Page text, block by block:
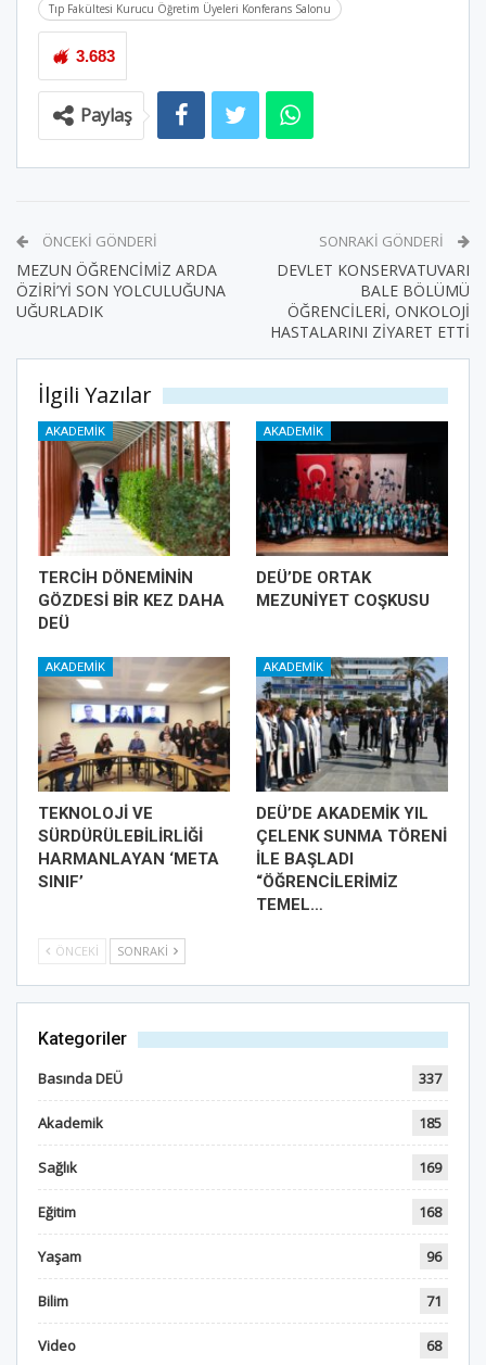
Tıp Fakültesi Kurucu Öğretim Üyeleri Konferans Salonu
3.683
Paylaş
ÖNCEKI GÖNDERI
MEZUN ÖĞRENCİMİZ ARDA
ÖZİRİ’Yİ SON YOLCULUĞUNA
UĞURLADIK
SONRAKI GÖNDERI
DEVLET KONSERVATUVARI
BALE BÖLÜMÜ
ÖĞRENCİLERİ, ONKOLOJİ
HASTALARINI ZİYARET ETTİ
İlgili Yazılar
AKADEMIK
TERCİH DÖNEMİNİN
GÖZDESİ BİR KEZ DAHA
DEÜ
AKADEMIK
DEÜ’DE ORTAK
MEZUNİYET COŞKUSU
AKADEMIK
TEKNOLOJİ VE
SÜRDÜRÜLEBİLİRLİĞİ
HARMANLAYAN ‘META
SINIF’
AKADEMIK
DEÜ’DE AKADEMİK YIL
ÇELENK SUNMA TÖRENİ
İLE BAŞLADI
“ÖĞRENCİLERİMİZ
TEMEL…
ÖNCEKI SONRAKI
Kategoriler
Basında DEÜ 337
Akademik 185
Sağlık 169
Eğitim 168
Yaşam 96
Bilim 71
Video 68